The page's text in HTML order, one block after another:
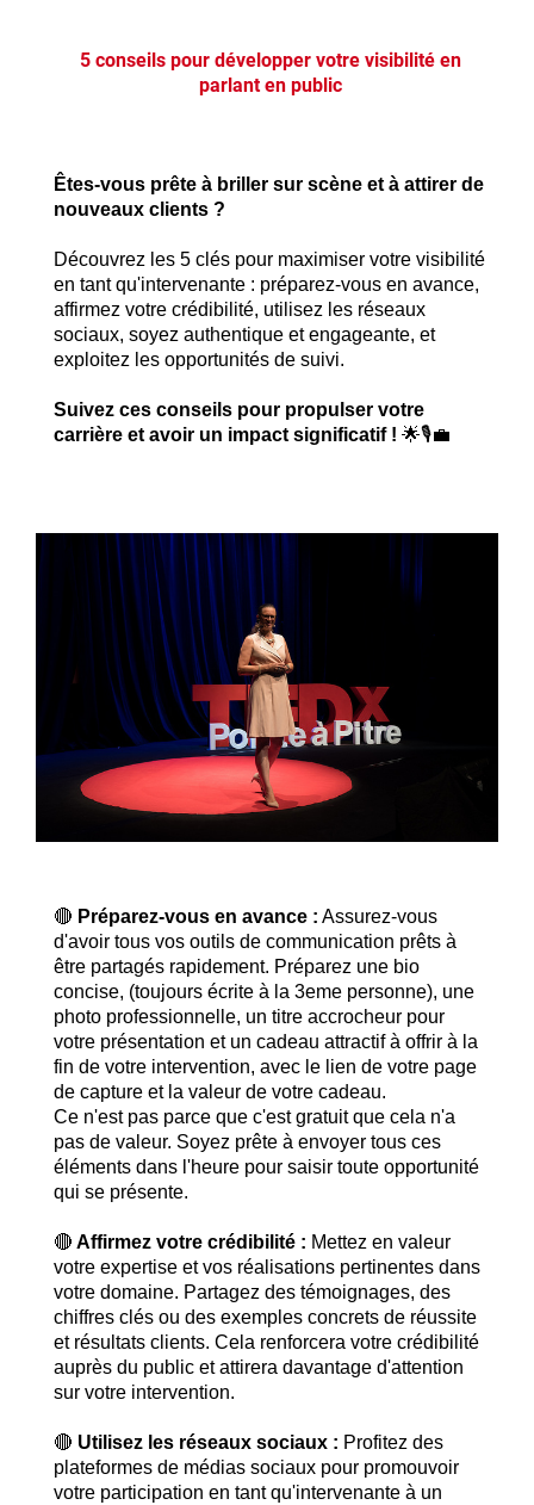
5 conseils pour développer votre visibilité en
parlant en public
Êtes-vous prête à briller sur scène et à attirer de
nouveaux clients ?
Découvrez les 5 clés pour maximiser votre visibilité
en tant qu'intervenante : préparez-vous en avance,
affirmez votre crédibilité, utilisez les réseaux
sociaux, soyez authentique et engageante, et
exploitez les opportunités de suivi.
Suivez ces conseils pour propulser votre
carrière et avoir un impact significatif ! 🌟🎙️💼
🔴 Préparez-vous en avance : Assurez-vous
d'avoir tous vos outils de communication prêts à
être partagés rapidement. Préparez une bio
concise, (toujours écrite à la 3eme personne), une
photo professionnelle, un titre accrocheur pour
votre présentation et un cadeau attractif à offrir à la
fin de votre intervention, avec le lien de votre page
de capture et la valeur de votre cadeau.
Ce n'est pas parce que c'est gratuit que cela n'a
pas de valeur. Soyez prête à envoyer tous ces
éléments dans l'heure pour saisir toute opportunité
qui se présente.
🔴 Affirmez votre crédibilité : Mettez en valeur
votre expertise et vos réalisations pertinentes dans
votre domaine. Partagez des témoignages, des
chiffres clés ou des exemples concrets de réussite
et résultats clients. Cela renforcera votre crédibilité
auprès du public et attirera davantage d'attention
sur votre intervention.
🔴 Utilisez les réseaux sociaux : Profitez des
plateformes de médias sociaux pour promouvoir
votre participation en tant qu'intervenante à un